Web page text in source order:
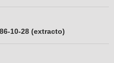
10-28 (extracto)